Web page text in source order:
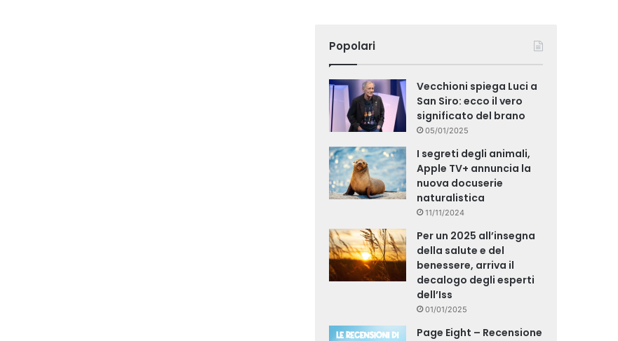
Popolari
Vecchioni spiega Luci a
San Siro: ecco il vero
significato del brano
05/01/2025
I segreti degli animali,
Apple TV+ annuncia la
nuova docuserie
naturalistica
11/11/2024
Per un 2025 all’insegna
della salute e del
benessere, arriva il
decalogo degli esperti
dell’Iss
01/01/2025
Page Eight – Recensione